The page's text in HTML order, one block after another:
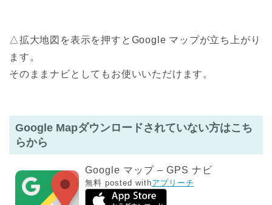
△拡大地図を表示を押すとGoogle マップが立ち上がり
ます。
そのままナビとしてもお使いいただけます。
Google Mapダウンロードされていない方はこち
らから
Google マップ – GPS ナビ
無料 posted withアプリーチ